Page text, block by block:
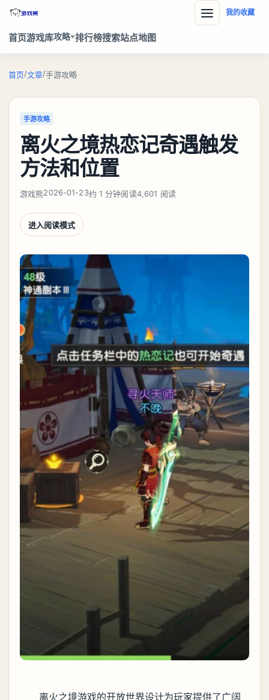
首页游戏库攻略 排行榜搜索站点地图
我的收藏
首页/文章/手游攻略
手游攻略
离火之境热恋记奇遇触发
方法和位置
游戏熊2026-01-23约 1 分钟阅读4,601 阅读
进入阅读模式
离火之境游戏的开放世界设计为玩家提供了广阔